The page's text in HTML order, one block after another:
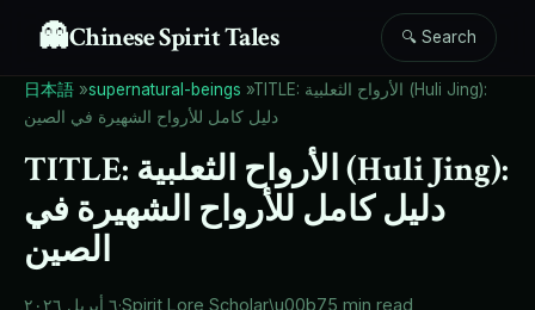
👻Chinese Spirit Tales 🔍 Search
日本語 »supernatural-beings »TITLE: الأرواح الثعلبية (Huli Jing):
دليل كامل للأرواح الشهيرة في الصين
TITLE: الأرواح الثعلبية (Huli Jing):
دليل كامل للأرواح الشهيرة في
الصين
٦ أبريل ٢٠٢٦·Spirit Lore Scholar\u00b75 min read